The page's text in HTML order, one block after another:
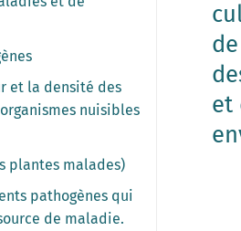
et la densité des
nuisibles
plantes malades)
pathogènes qui
de maladie.
et